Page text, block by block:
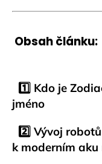
Obsah článku:
1️⃣ Kdo je
jméno
2️⃣ Vývoj
k moderním aku
D
o
p
u